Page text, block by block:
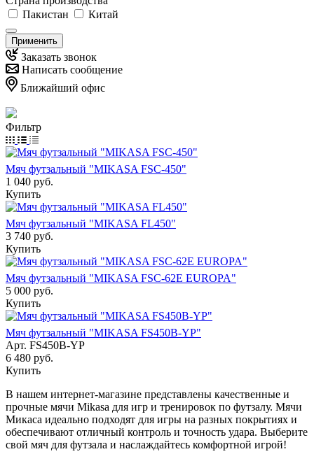
Пакистан
Китай
Применить
Заказать звонок
Написать сообщение
Ближайший офис
Фильтр
Мяч футзальный "MIKASA FSC-450"
1 040 руб.
Купить
Мяч футзальный "MIKASA FL450"
3 740 руб.
Купить
Мяч футзальный "MIKASA FSC-62E EUROPA"
5 000 руб.
Купить
Мяч футзальный "MIKASA FS450B-YP"
Арт. FS450B-YP
6 480 руб.
Купить
В нашем интернет-магазине представлены качественные и
прочные мячи Mikasa для игр и тренировок по футзалу. Мячи
Микаса идеально подходят для игры на разных покрытиях и
обеспечивают отличный контроль и точность удара. Выберите
свой мяч для футзала и наслаждайтесь комфортной игрой!